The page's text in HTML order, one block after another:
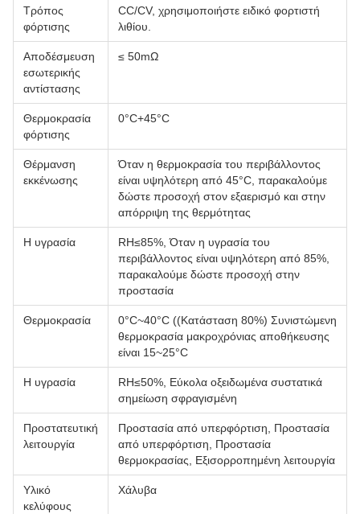
Τρόπος
φόρτισης
CC/CV, χρησιμοποιήστε ειδικό φορτιστή
λιθίου.
Αποδέσμευση
εσωτερικής
αντίστασης
≤ 50mΩ
Θερμοκρασία
φόρτισης
0°C+45°C
Θέρμανση
εκκένωσης
Όταν η θερμοκρασία του περιβάλλοντος
είναι υψηλότερη από 45°C, παρακαλούμε
δώστε προσοχή στον εξαερισμό και στην
απόρριψη της θερμότητας
Η υγρασία
RH≤85%, Όταν η υγρασία του
περιβάλλοντος είναι υψηλότερη από 85%,
παρακαλούμε δώστε προσοχή στην
προστασία
Θερμοκρασία
0°C~40°C ((Κατάσταση 80%) Συνιστώμενη
θερμοκρασία μακροχρόνιας αποθήκευσης
είναι 15~25°C
Η υγρασία
RH≤50%, Εύκολα οξειδωμένα συστατικά
σημείωση σφραγισμένη
Προστατευτική
λειτουργία
Προστασία από υπερφόρτιση, Προστασία
από υπερφόρτιση, Προστασία
θερμοκρασίας, Εξισορροπημένη λειτουργία
Υλικό
κελύφους
Χάλυβα